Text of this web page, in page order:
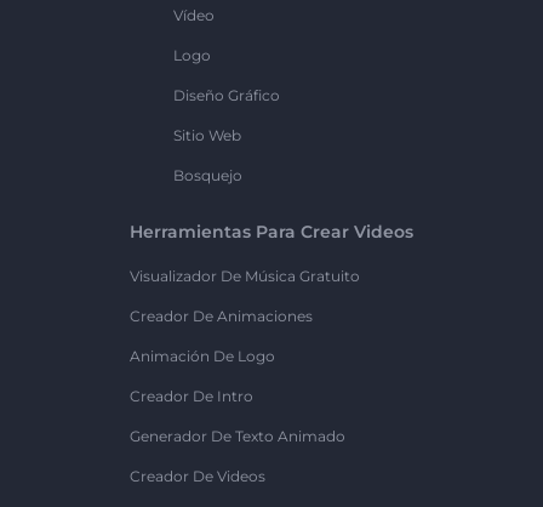
Vídeo
Logo
Diseño Gráfico
Sitio Web
Bosquejo
Herramientas Para Crear Videos
Visualizador De Música Gratuito
Creador De Animaciones
Animación De Logo
Creador De Intro
Generador De Texto Animado
Creador De Videos